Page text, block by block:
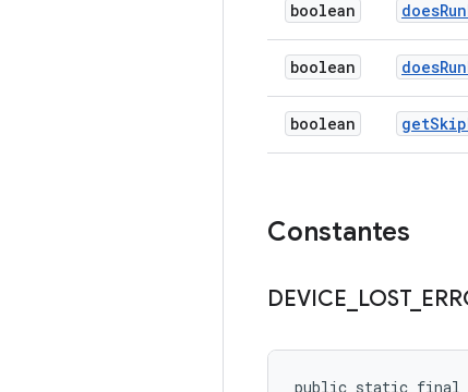
boolean doesRun
boolean doesRun
boolean getSkip
Constantes
DEVICE LOST_
public static final